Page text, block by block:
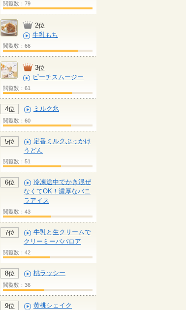
閲覧数：79
2位
牛乳もち
閲覧数：66
3位
ピーチスムージー
閲覧数：61
4位 ミルク氷
閲覧数：60
5位
定番ミルクぶっかけ
うどん
閲覧数：51
6位
冷凍途中でかき混ぜ
なくてOK！濃厚なバニ
ラアイス
閲覧数：43
7位
牛乳と生クリームで
クリーミーババロア
閲覧数：42
8位 桃ラッシー
閲覧数：36
9位 黄桃シェイク